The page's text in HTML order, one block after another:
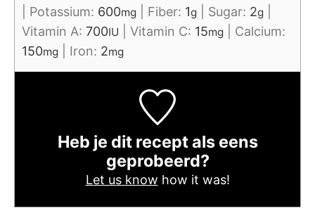
Potassium: 600mg Fiber: 1g Sugar: 2g
Vitamin A: 700IU Vitamin C: 15mg
Calcium:
150mg Iron: 2mg
Heb je dit recept als eens
geprobeerd?
Let us know how it was!